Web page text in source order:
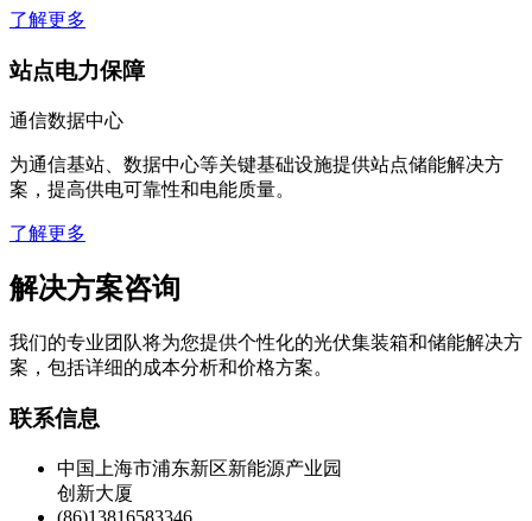
站点电力保障
通信数据中心
为通信基站、数据中心等关键基础设施提供站点储能解决方
案，提高供电可靠性和电能质量。
了解更多
案，包括详细的成本分析和价格方案。
中国上海市浦东新区新能源产业园
创新大厦
(86)13816583346
ekomedsolar@gmail.com